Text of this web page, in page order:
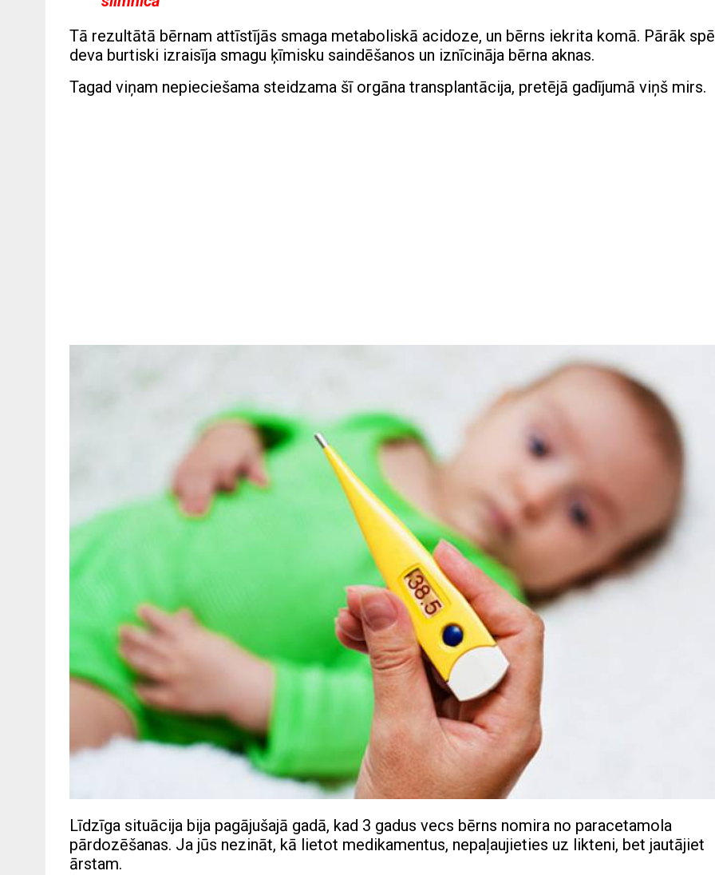
Tā rezultātā bērnam attīstījās smaga metaboliskā acidoze, un bērns iekrita komā. Pārāk
deva burtiski izraisīja smagu ķīmisku saindēšanos un iznīcināja bērna aknas.
Tagad viņam nepieciešama steidzama šī orgāna transplantācija, pretējā gadījumā viņš mirs.
Līdzīga situācija bija pagājušajā gadā, kad 3 gadus vecs bērns nomira no paracetamola
pārdozēšanas. Ja jūs nezināt, kā lietot medikamentus, nepaļaujieties uz likteni, bet jautājiet
ārstam.